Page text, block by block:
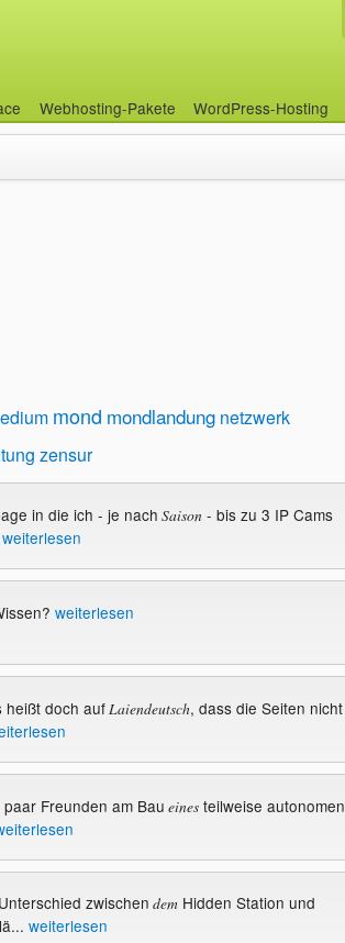
Webhosting-Pakete WordPress-Hosting
mond mondlandung netzwerk
zensur
in die ich - je nach Saison- bis zu 3 IP Cams
weiterlesen
weiterlesen
heißt doch aufLaiendeutsch, dass die Seiten nicht
Freunden am Bau einesteilweise autonomen
zwischen demHidden Station und
weiterlesen